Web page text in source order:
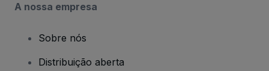
A nossa empresa
Sobre nós
Distribuição aberta